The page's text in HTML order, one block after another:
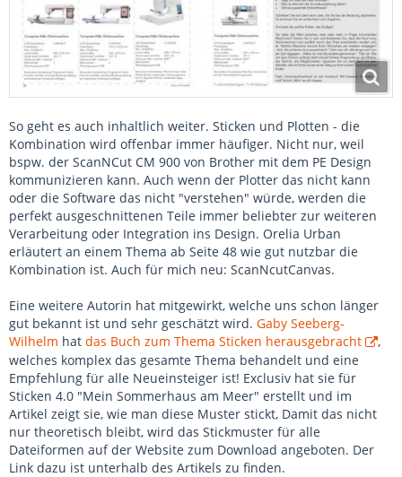
So geht es auch inhaltlich weiter. Sticken und Plotten - die
Kombination wird offenbar immer häufiger. Nicht nur, weil
bspw. der ScanNCut CM 900 von Brother mit dem PE Design
kommunizieren kann. Auch wenn der Plotter das nicht kann
oder die Software das nicht "verstehen" würde, werden die
perfekt ausgeschnittenen Teile immer beliebter zur weiteren
Verarbeitung oder Integration ins Design. Orelia Urban
erläutert an einem Thema ab Seite 48 wie gut nutzbar die
Kombination ist. Auch für mich neu: ScanNcutCanvas.
Eine weitere Autorin hat mitgewirkt, welche uns schon länger
gut bekannt ist und sehr geschätzt wird. Gaby Seeberg-
Wilhelm hat das Buch zum Thema Sticken herausgebracht
,
welches komplex das gesamte Thema behandelt und eine
Empfehlung für alle Neueinsteiger ist! Exclusiv hat sie für
Sticken 4.0 "Mein Sommerhaus am Meer" erstellt und im
Artikel zeigt sie, wie man diese Muster stickt, Damit das nicht
nur theoretisch bleibt, wird das Stickmuster für alle
Dateiformen auf der Website zum Download angeboten. Der
Link dazu ist unterhalb des Artikels zu finden.